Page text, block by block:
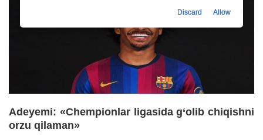
Adeyemi: «Chempionlar ligasida g‘olib chiqishni
orzu qilaman»
Discard Allow